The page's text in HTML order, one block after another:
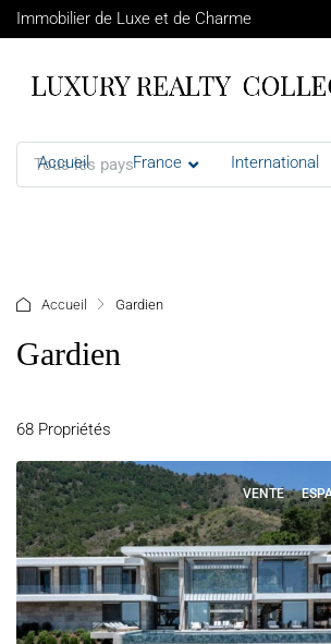
Immobilier de Luxe et de Charme
Accueil France International
Tous les pays
Accueil Gardien
Gardien
68 Propriétés
VENTE